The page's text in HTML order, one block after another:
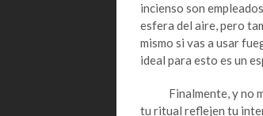
incienso son
esfera del aire, pero
mismo si vas a usar
ideal para esto es un
Finalmente, y no
tu ritual reflejen tu